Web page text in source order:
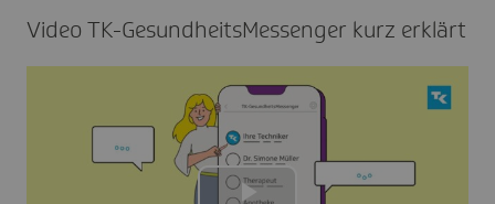
Video TK-Gesund­heits­Mes­senger kurz erklärt